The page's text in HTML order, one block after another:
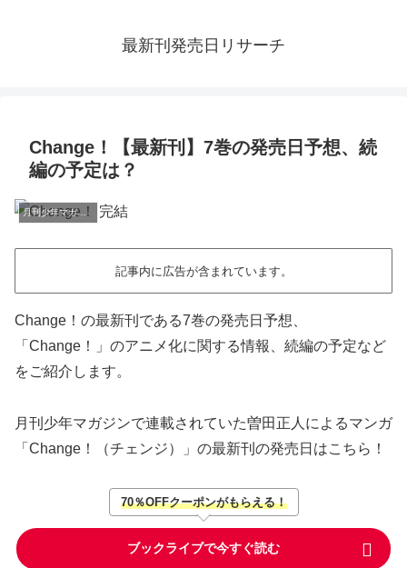
最新刊発売日リサーチ
Change！【最新刊】7巻の発売日予想、続
編の予定は？
月刊少年マガジン
記事内に広告が含まれています。
Change！の最新刊である7巻の発売日予想、
「Change！」のアニメ化に関する情報、続編の予定など
をご紹介します。
月刊少年マガジンで連載されていた曽田正人によるマンガ
「Change！（チェンジ）」の最新刊の発売日はこちら！
70％OFFクーポンがもらえる！
ブックライブで今すぐ読む